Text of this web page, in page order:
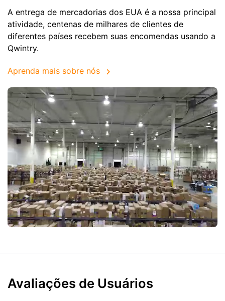
A entrega de mercadorias dos EUA é a nossa principal
atividade, centenas de milhares de clientes de
diferentes países recebem suas encomendas usando a
Qwintry.
Aprenda mais sobre nós
Avaliações de Usuários